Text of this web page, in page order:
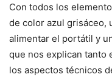
Con todos los
de color azul grisáceo,
alimentar el portátil y
que nos explican tanto
los aspectos técnicos